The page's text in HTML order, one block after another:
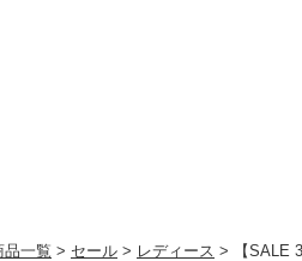
品一覧 > セール > レディース > 【SALE